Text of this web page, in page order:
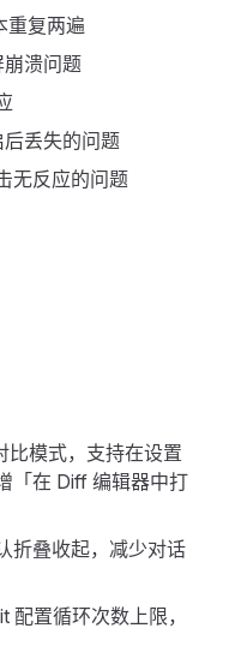
重复两遍
溃问题
丢失的问题
无反应的问题
模式，支持在设置
「在 Diff 编辑器中打
折叠收起，减少对话
置循环次数上限，